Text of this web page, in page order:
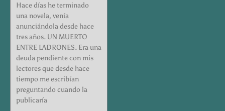
Hace días he terminado
una novela, venía
anunciándola desde hace
tres años. UN MUERTO
ENTRE LADRONES. Era una
deuda pendiente con mis
lectores que desde hace
tiempo me escribían
preguntando cuando la
publicaría